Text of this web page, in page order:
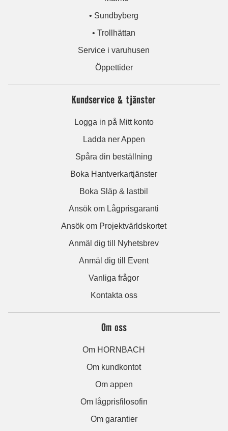
• Sundbyberg
• Trollhättan
Service i varuhusen
Öppettider
Kundservice & tjänster
Logga in på Mitt konto
Ladda ner Appen
Spåra din beställning
Boka Hantverkartjänster
Boka Släp & lastbil
Ansök om Lågprisgaranti
Ansök om Projektvärldskortet
Anmäl dig till Nyhetsbrev
Anmäl dig till Event
Vanliga frågor
Kontakta oss
Om oss
Om HORNBACH
Om kundkontot
Om appen
Om lågprisfilosofin
Om garantier